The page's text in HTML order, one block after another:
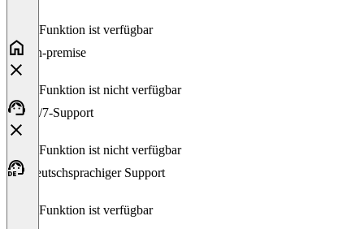
Diese Funktion ist verfügbar
On-premise
Diese Funktion ist nicht verfügbar
24/7-Support
Diese Funktion ist nicht verfügbar
Deutschsprachiger Support
Diese Funktion ist verfügbar